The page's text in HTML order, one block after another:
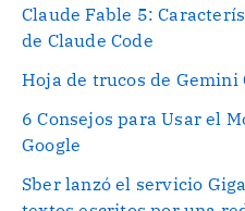
Claude Fable 5:
de Claude Code
Hoja de trucos de Gemini
6 Consejos para Usar el
Google
Sber lanzó el servicio